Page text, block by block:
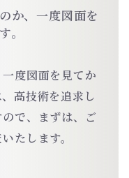
か、一度図面を
。
度図面を見てか
高技術を追求し
で、まずは、ご
たします。